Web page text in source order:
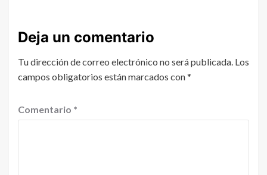
Deja un comentario
Tu dirección de correo electrónico no será publicada. Los
campos obligatorios están marcados con*
Comentario *